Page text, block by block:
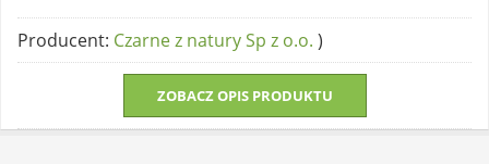
Producent: Czarne z natury Sp z o.o. )
ZOBACZ OPIS PRODUKTU